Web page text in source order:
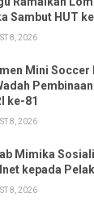
Sambut HUT
8, 2026
Mini Soccer
ke-81
8, 2026
Mimika
kepada
8, 2026